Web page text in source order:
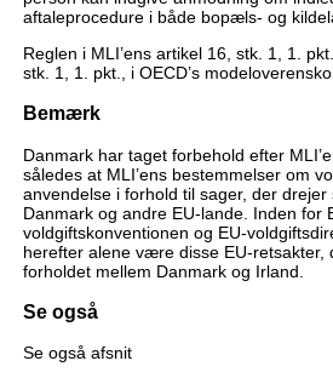
aftaleprocedure i både bopæls- og
Reglen i MLI’ens artikel 16, stk. 1, 1.
stk. 1, 1. pkt., i OECD’s
Bemærk
Danmark har taget forbehold efter
således at MLI’ens bestemmelser om
anvendelse i forhold til sager, der drejer
Danmark og andre EU-lande. Inden for
voldgiftskonventionen og EU-
herefter alene være disse EU-
forholdet mellem Danmark og Irland.
Se også
Se også afsnit